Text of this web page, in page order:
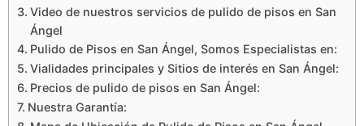
Video de nuestros servicios de pulido de pisos en San
Ángel
Pulido de Pisos en San Ángel, Somos Especialistas en:
Vialidades principales y Sitios de interés en San Ángel:
Precios de pulido de pisos en San Ángel:
Nuestra Garantía: